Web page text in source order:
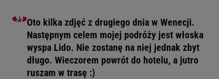
Oto kilka zdjęć z drugiego dnia w Wenecji.
Następnym celem mojej podróży jest włoska
wyspa Lido. Nie zostanę na niej jednak zbyt
długo. Wieczorem powrót do hotelu, a jutro
ruszam w trasę :)